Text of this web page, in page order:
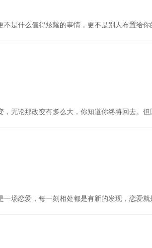
是什么值得炫耀的事情，更不是别人布置给
无论那改变有多么大，你知道你终将回去。
场恋爱，每一刻相处都是有新的发现，恋爱就